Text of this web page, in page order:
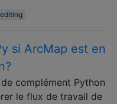
editing
si ArcMap est en
complément Python
le flux de travail de